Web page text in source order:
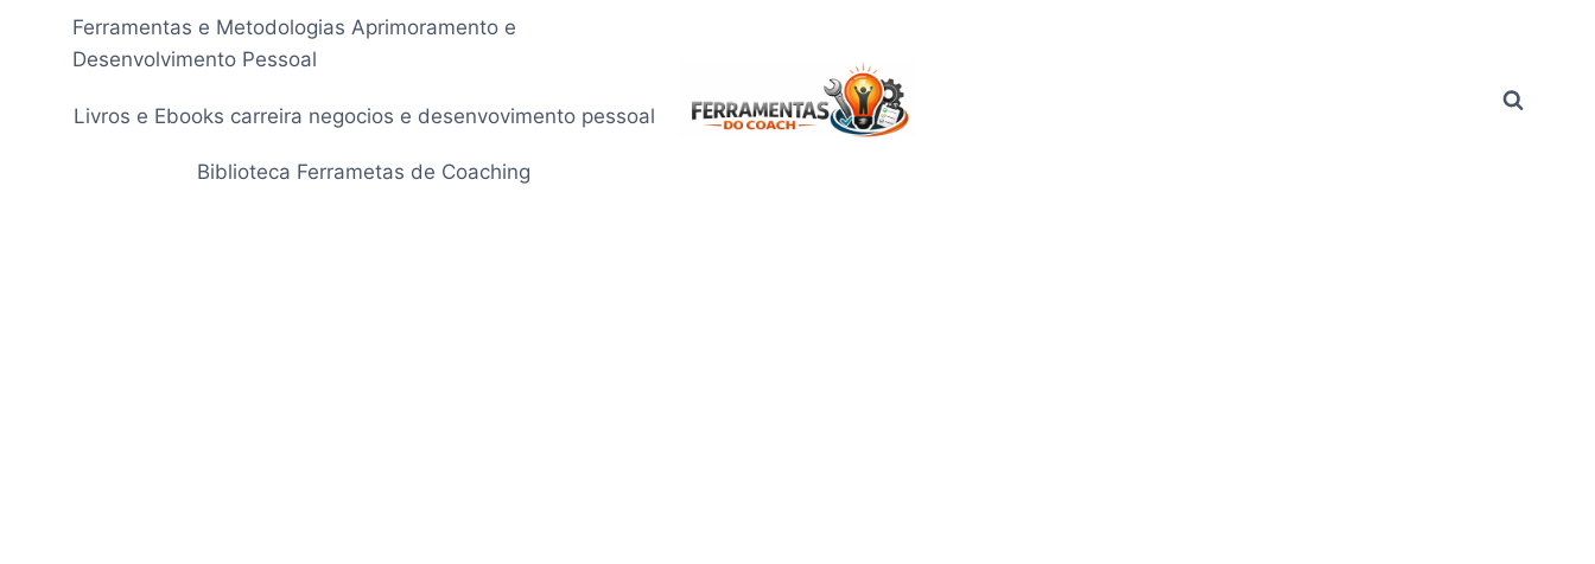
Conteúdo
Ferramentas e Metodologias Aprimoramento e
Desenvolvimento Pessoal
Livros e Ebooks carreira negocios e desenvovimento pessoal
Biblioteca Ferrametas de Coaching